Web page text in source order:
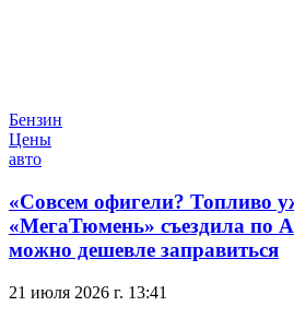
Бензин
Цены
авто
«Совсем офигели? Топливо
«МегаТюмень» съездила по
можно дешевле заправиться
21 июля 2026 г. 13:41